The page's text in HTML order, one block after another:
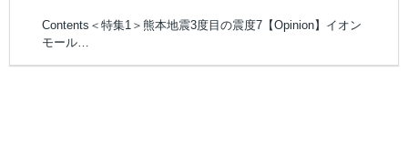
Contents＜特集1＞熊本地震3度目の震度7【Opinion】イオン
モール…